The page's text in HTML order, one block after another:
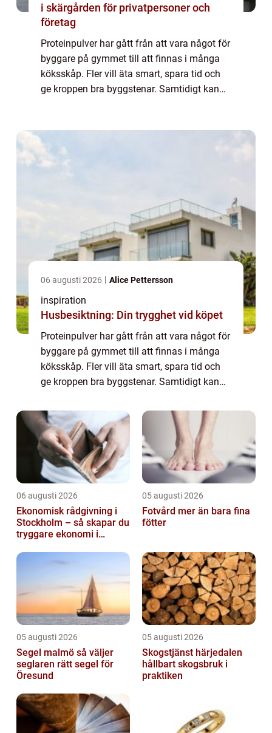
i skärgården för privatpersoner och
företag
Proteinpulver har gått från att vara något för
byggare på gymmet till att finnas i många
köksskåp. Fler vill äta smart, spara tid och
ge kroppen bra byggstenar. Samtidigt kan
06 augusti 2026 Alice Pettersson
inspiration
Husbesiktning: Din trygghet vid köpet
Proteinpulver har gått från att vara något för
byggare på gymmet till att finnas i många
köksskåp. Fler vill äta smart, spara tid och
ge kroppen bra byggstenar. Samtidigt kan
ärta, hampa, smaker, tillsatse...
06 augusti 2026
Ekonomisk rådgivning i
Stockholm – så skapar du
tryggare ekonomi i
05 augusti 2026
Fotvård mer än bara fina
fötter
05 augusti 2026
Segel malmö så väljer
seglaren rätt segel för
Öresund
05 augusti 2026
Skogstjänst härjedalen
hållbart skogsbruk i
praktiken